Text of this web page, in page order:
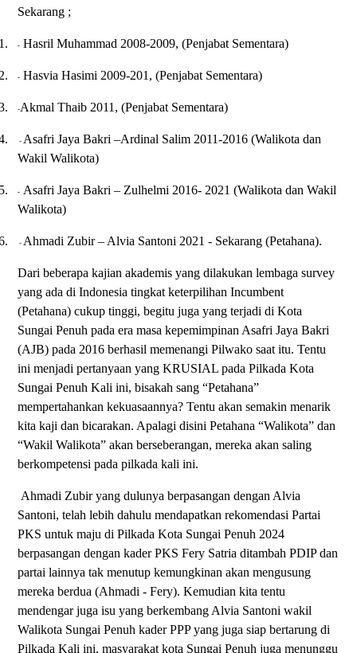
Sekarang ;
- Hasril Muhammad 2008-2009, (Penjabat Sementara)
- Hasvia Hasimi 2009-201, (Penjabat Sementara)
-Akmal Thaib 2011, (Penjabat Sementara)
- Asafri Jaya Bakri –Ardinal Salim 2011-2016 (Walikota dan
Wakil Walikota)
- Asafri Jaya Bakri – Zulhelmi 2016- 2021 (Walikota dan Wakil
Walikota)
- Ahmadi Zubir – Alvia Santoni 2021 - Sekarang (Petahana).
Dari beberapa kajian akademis yang dilakukan lembaga survey
yang ada di Indonesia tingkat keterpilihan Incumbent
(Petahana) cukup tinggi, begitu juga yang terjadi di Kota
Sungai Penuh pada era masa kepemimpinan Asafri Jaya Bakri
(AJB) pada 2016 berhasil memenangi Pilwako saat itu. Tentu
ini menjadi pertanyaan yang KRUSIAL pada Pilkada Kota
Sungai Penuh Kali ini, bisakah sang “Petahana”
mempertahankan kekuasaannya? Tentu akan semakin menarik
kita kaji dan bicarakan. Apalagi disini Petahana “Walikota” dan
“Wakil Walikota” akan berseberangan, mereka akan saling
berkompetensi pada pilkada kali ini.
Ahmadi Zubir yang dulunya berpasangan dengan Alvia
Santoni, telah lebih dahulu mendapatkan rekomendasi Partai
PKS untuk maju di Pilkada Kota Sungai Penuh 2024
berpasangan dengan kader PKS Fery Satria ditambah PDIP dan
partai lainnya tak menutup kemungkinan akan mengusung
mereka berdua (Ahmadi - Fery). Kemudian kita tentu
mendengar juga isu yang berkembang Alvia Santoni wakil
Walikota Sungai Penuh kader PPP yang juga siap bertarung di
Pilkada Kali ini, masyarakat kota Sungai Penuh juga menunggu